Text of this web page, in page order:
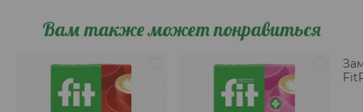
Вам также может понравиться